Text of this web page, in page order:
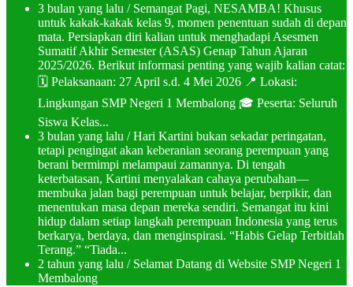
3 bulan yang lalu / Semangat Pagi, NESAMBA! Khusus
untuk kakak-kakak kelas 9, momen penentuan sudah di depan
mata. Persiapkan diri kalian untuk menghadapi Asesmen
Sumatif Akhir Semester (ASAS) Genap Tahun Ajaran
2025/2026. Berikut informasi penting yang wajib kalian catat:
🗓️ Pelaksanaan: 27 April s.d. 4 Mei 2026 📍 Lokasi:
Lingkungan SMP Negeri 1 Membalong 🎓 Peserta: Seluruh
Siswa Kelas...
3 bulan yang lalu / Hari Kartini bukan sekadar peringatan,
tetapi pengingat akan keberanian seorang perempuan yang
berani bermimpi melampaui zamannya. Di tengah
keterbatasan, Kartini menyalakan cahaya perubahan—
membuka jalan bagi perempuan untuk belajar, berpikir, dan
menentukan masa depan mereka sendiri. Semangat itu kini
hidup dalam setiap langkah perempuan Indonesia yang terus
berkarya, berdaya, dan menginspirasi. “Habis Gelap Terbitlah
Terang.” “Tiada...
2 tahun yang lalu / Selamat Datang di Website SMP Negeri 1
Membalong